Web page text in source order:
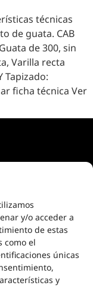
y/o acceder a
de estas
como el
únicas
y
técnicas
de guata. CAB
de 300, sin
Varilla recta
Tapizado:
ficha técnica Ver